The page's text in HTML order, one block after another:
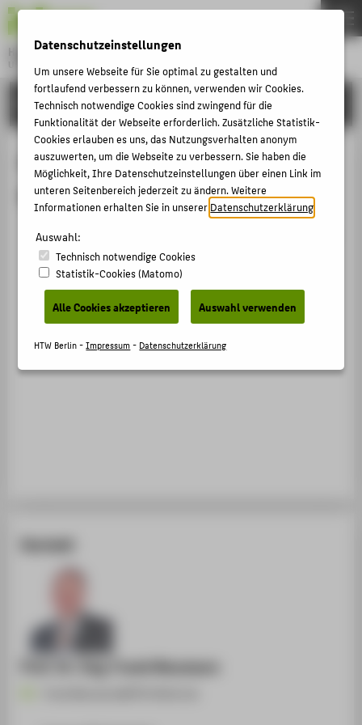
Hochschule für Technik und Wirtschaft Berlin
University of Applied Sciences
Menu
FORSCHUNG
Patente von Prof. Dr.-Ing. Frank
Neumann
System for the computed-aided design of technical
devices
Fröhlich, Martin;Prof. Dr.-Ing. Frank Neumann
Ortmann, Armin; Thiele, Torsten
US › Erteiltes Patent › 2012
Kontakt
Prof. Dr.-Ing. Frank Neumann
THEMEN
HOCHSCHULE
CAMPUS
STUDIUM
LEHRE
KARRIERE
INTERNATIONAL
INFORMATIONEN FÜR
STUDIENINTERESSIERTE
SERVICE
Datenschutzeinstellungen
Um unsere Webseite für Sie optimal zu gestalten und
fortlaufend verbessern zu können, verwenden wir Cookies.
Technisch notwendige Cookies sind zwingend für die
Funktionalität der Webseite erforderlich. Zusätzliche Statistik-
Cookies erlauben es uns, das Nutzungsverhalten anonym
auszuwerten, um die Webseite zu verbessern. Sie haben die
Möglichkeit, Ihre Datenschutzeinstellungen über einen Link im
unteren Seitenbereich jederzeit zu ändern. Weitere
Informationen erhalten Sie in unsererDatenschutzerklärung
Auswahl:
Technisch notwendige Cookies
Statistik-Cookies (Matomo)
Alle Cookies akzeptieren Auswahl verwenden
HTW Berlin -Impressum- Datenschutzerklärung